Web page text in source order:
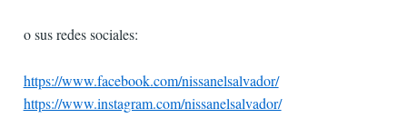
o sus redes sociales:
https://www.facebook.com/nissanelsalvador/
https://www.instagram.com/nissanelsalvador/